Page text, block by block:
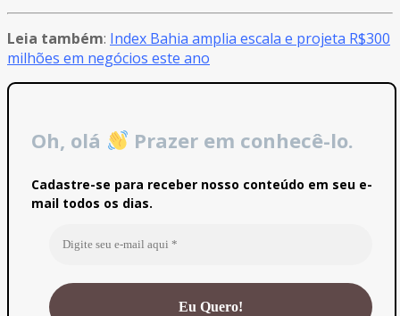
Leia também: Index Bahia amplia escala e projeta R$300
milhões em negócios este ano
Oh, olá Prazer em conhecê-lo.
Cadastre-se para receber nosso conteúdo em seu e-
mail todos os dias.